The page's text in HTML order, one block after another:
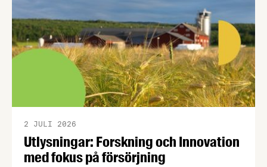
Utlysningar: Forskning och Innovation
med fokus på försörjning
2 JULI 2026